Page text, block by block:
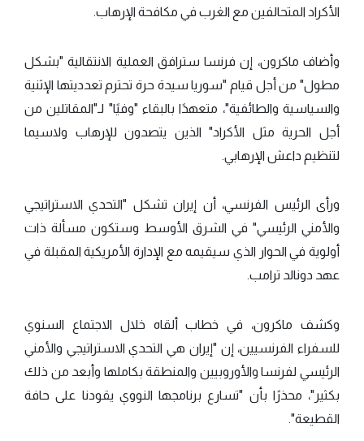
الأكراد المتحالفين مع الغرب في مكافحة الإرهاب.
وأضاف ماكرون، إن فرنسا سترافق العملية الانتقالية "بشكل
مطول" من أجل قيام "سوريا سيدة حرة تحترم تعدديتها الإثنية
والسياسية والطائفية"، متعهدًا بالبقاء "وفيًا" لـ"المقاتلين من
أجل الحرية مثل الأكراد" الذين يتصدون للإرهاب ولاسيما
لتنظيم داعش الإرهابي.
ورأى الرئيس الفرنسي، أن إيران تشكل "التحدي الاستراتيجي
والأمني الرئيسي" في الشرق الأوسط وستكون مسألة ذات
أولوية في الحوار الذي سيقيمه مع الإدارة الأمريكية المقبلة في
عهد دونالد ترامب.
وكشف ماكرون، في خطاب ألقاه خلال الاجتماع السنوي
للسفراء الفرنسيين، إن "إيران هي التحدي الاستراتيجي والأمني
الرئيسي لفرنسا والأوروبيين والمنطقة بكاملها وأبعد من ذلك
بكثير"، محذرًا بأن "تسارع برنامجها النووي يقودنا على حافة
القطيعة".